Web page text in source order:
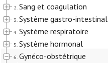
2. Sang et coagulation
3. Système gastro-intestinal
4. Système respiratoire
5. Système hormonal
6. Gynéco-obstétrique